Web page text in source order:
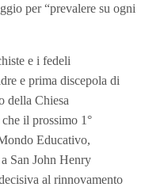
per “prevalere su ogni
e i fedeli
e prima discepola di
della Chiesa
il prossimo 1°
Educativo,
San John Henry
al rinnovamento